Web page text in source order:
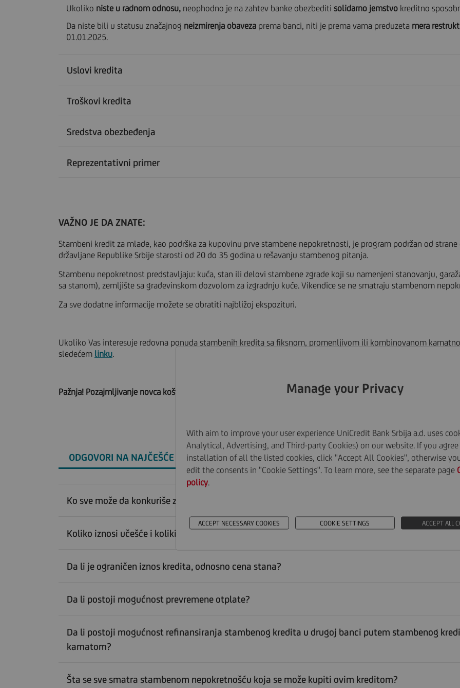
Ukoliko niste u radnom odnosu,neophodno je na zahtev banke obezbediti solidarno jemstvokreditno
Da niste bili u statusu značajnog neizmirenja obavezaprema banci, niti je prema vama preduzeta mera
01.01.2025.
Uslovi kredita
Troškovi kredita
Sredstva obezbeđenja
Reprezentativni primer
VAŽNO JE DA ZNATE:
Stambeni kredit za mlade, kao podrška za kupovinu prve stambene nepokretnosti, je program podržan od strane
državljane Republike Srbije starosti od 20 do 35 godina u rešavanju stambenog pitanja.
Stambenu nepokretnost predstavljaju: kuća, stan ili delovi stambene zgrade koji su namenjeni stanovanju,
sa stanom), zemljište sa građevinskom dozvolom za izgradnju kuće. Vikendice se ne smatraju stambenom
Za sve dodatne informacije možete se obratiti najbližoj ekspozituri.
Ukoliko Vas interesuje redovna ponuda stambenih kredita sa fiksnom, promenljivom ili kombinovanom
sledećem linku.
Pažnja! Pozajmljivanje novca košta.
ODGOVORI NA NAJČEŠĆE POSTAVLJENA PITANJA
Ko sve može da konkuriše za Stambeni kredit za mlade sa subvencionisanom kamatom?
Koliko iznosi učešće i koliki je period otplate za ovu vrstu kredita?
Da li je ograničen iznos kredita, odnosno cena stana?
Da li postoji mogućnost prevremene otplate?
Da li postoji mogućnost refinansiranja stambenog kredita u drugoj banci putem stambenog
kamatom?
Šta se sve smatra stambenom nepokretnošću koja se može kupiti ovim kreditom?
Manage your Privacy
With aim to improve your user experience UniCredit Bank Srbija a.d. uses
Analytical, Advertising, and Third-party Cookies) on our website. If you
installation of all the listed cookies, click ''Accept All Cookies'', otherwise you
edit the consents in ''Cookie Settings''. To learn more, see the separate page
policy.
ACCEPT NECESSARY COOKIES COOKIE SETTINGS ACCEPT ALL